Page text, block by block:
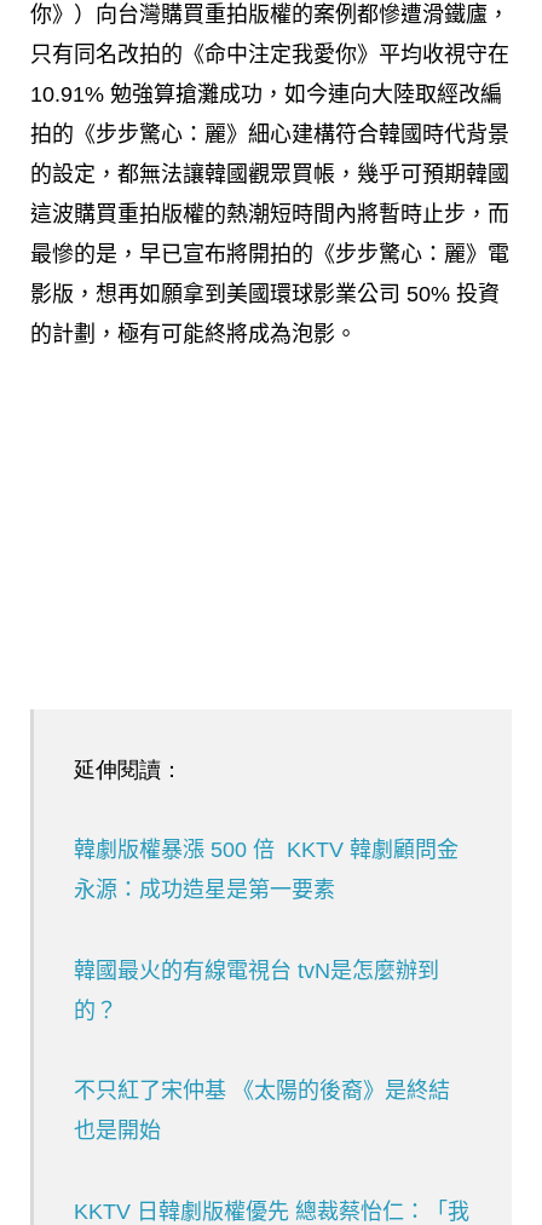
你》） 向台灣購買重拍版權的案例都慘遭滑鐵廬，
只有同名改拍的 《命中注定我愛你》平均收視守在
10.91% 勉強算搶灘成功，如今連向大陸取經改編
拍的《步步驚心：麗》細心建構符合韓國時代背景
的設定，都無法讓韓國觀眾買帳，幾乎可預期韓國
這波購買重拍版權的熱潮短時間內將暫時止步，而
最慘的是，早已宣布將開拍的 《步步驚心：麗》電
影版，想再如願拿到美國環球影業公司 50% 投資
的計劃，極有可能終將成為泡影。
延伸閱讀：
韓劇版權暴漲 500 倍 KKTV 韓劇顧問金
永源：成功造星是第一要素
韓國最火的有線電視台 tvN是怎麼辦到
的？
不只紅了宋仲基 《太陽的後裔》是終結
也是開始
KKTV 日韓劇版權優先 總裁蔡怡仁：「我